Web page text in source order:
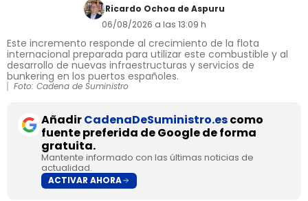
Ricardo Ochoa de Aspuru
06/08/2026 a las 13:09 h
Este incremento responde al crecimiento de la flota
internacional preparada para utilizar este combustible y al
desarrollo de nuevas infraestructuras y servicios de
bunkering en los puertos españoles.
Foto: Cadena de Suministro
AñadirCadenaDeSuministro.escomo
fuente preferida de Google de forma
gratuita.
Mantente informado con las últimas noticias de
actualidad.
ACTIVAR AHORA